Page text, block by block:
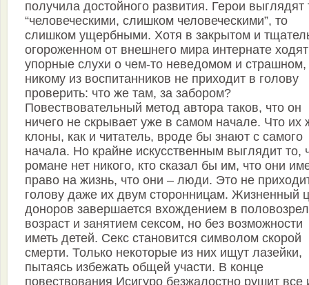
получила достойного развития. Герои выглядят
“человеческими, слишком человеческими”, то
слишком ущербными. Хотя в закрытом и
огороженном от внешнего мира интернате ходят
упорные слухи о чем-то неведомом и страшном,
никому из воспитанников не приходит в голову
проверить: что же там, за забором?
Повествовательный метод автора таков, что он
ничего не скрывает уже в самом начале. Что их
клоны, как и читатель, вроде бы знают с самого
начала. Но крайне искусственным выглядит то,
романе нет никого, кто сказал бы им, что они
право на жизнь, что они – люди. Это не
голову даже их двум сторонницам. Жизненный
доноров завершается вхождением в
возраст и занятием сексом, но без возможности
иметь детей. Секс становится символом скорой
смерти. Только некоторые из них ищут лазейки,
пытаясь избежать общей участи. В конце
повествования Исигуро безжалостно рушит все